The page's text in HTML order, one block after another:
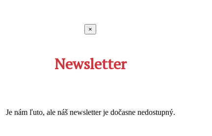
×
Newsletter
Je nám ľuto, ale náš newsletter je dočasne nedostupný.